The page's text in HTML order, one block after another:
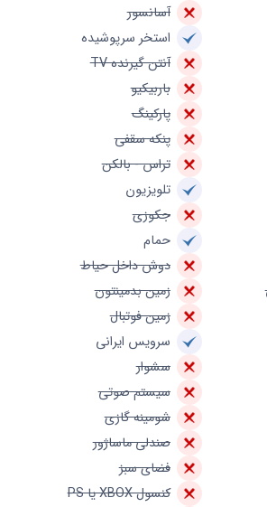
آسانسور
استخر سرپوشیده
آنتن گیرنده TV
باربیکیو
پارکینگ
پنکه سقفی
تراس - بالکن
تلویزیون
جکوزی
حمام
دوش داخل حیاط
زمین بدمینتون
زمین فوتبال
سرویس ایرانی
سشوار
سیستم صوتی
شومینه گازی
صندلی ماساژور
فضای سبز
کنسول XBOX یا PS